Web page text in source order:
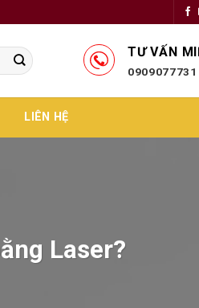
TƯ VẤN
0909077731
LIÊN HỆ
Laser?